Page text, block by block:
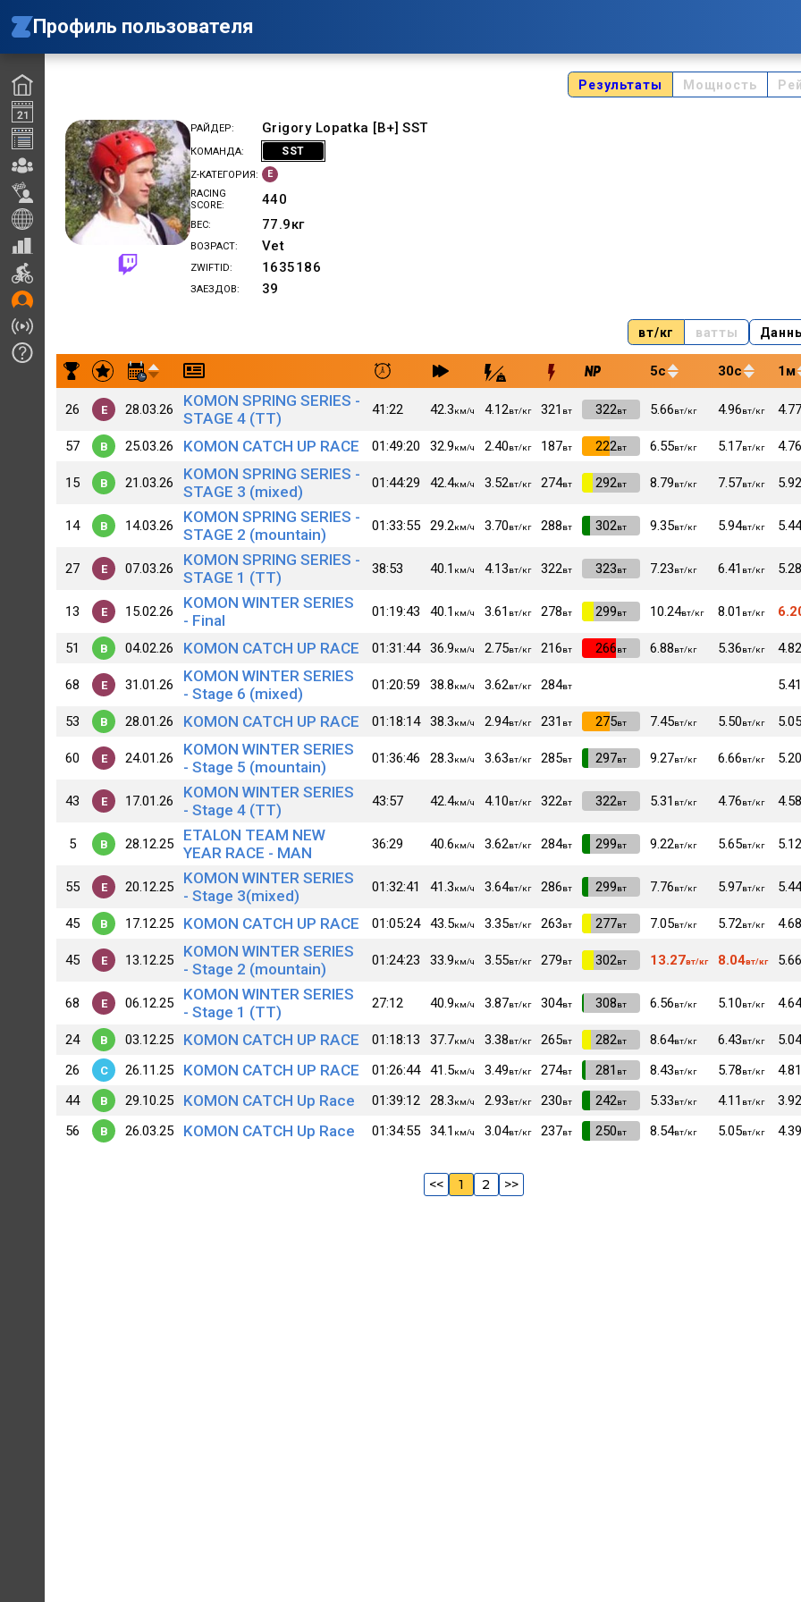
Профиль пользователя
Результаты Мощность
РАЙДЕР Grigory Lopatka [B+] SST
КОМАНДА SST
Z-КАТЕГОРИЯ
E
RACING
SCORE
440
ВЕС 77.9кг
ВОЗРАСТ Vet
ZWIFTID 1635186
ЗАЕЗДОВ 39
вт/кг ватты
Результаты заездов Grigory Lopatka [B+] SST
5с 30с 1м
26 E 28.03.26
KOMON SPRING SERIES -
STAGE 4 (TT)
41:22 42.3км/ч 4.12вт/кг 321 вт VI322вт 5.66вт/кг 4.96вт/кг 4.77
57 B 25.03.26 KOMON CATCH UP RACE 01:49:20 32.9км/ч 2.40вт/кг 187вт VI222вт 6.55вт/кг 5.17вт/кг 4.76
15 B 21.03.26
KOMON SPRING SERIES -
STAGE 3 (mixed)
01:44:29 42.4км/ч 3.52вт/кг 274вт VI292вт 8.79вт/кг 7.57вт/кг 5.92
14 B 14.03.26
KOMON SPRING SERIES -
STAGE 2 (mountain)
01:33:55 29.2км/ч 3.70вт/кг 288вт VI302вт 9.35вт/кг 5.94вт/кг
27 E 07.03.26
KOMON SPRING SERIES -
STAGE 1 (TT)
38:53 40.1 км/ч 4.13вт/кг 322вт VI323вт 7.23вт/кг 6.41 вт/кг 5.28
13 E 15.02.26
KOMON WINTER SERIES
- Final
01:19:43 40.1 км/ч 3.61 вт/кг 278вт VI299вт 10.24вт/кг 8.01 вт/кг
51 B 04.02.26 KOMON CATCH UP RACE 01:31:44 36.9км/ч 2.75вт/кг 216вт VI266вт 6.88вт/кг 5.36вт/кг 4.82
68 E 31.01.26
KOMON WINTER SERIES
- Stage 6 (mixed)
01:20:59 38.8км/ч 3.62вт/кг 284вт 5.41
53 B 28.01.26 KOMON CATCH UP RACE 01:18:14 38.3км/ч 2.94вт/кг 231 вт VI275вт 7.45вт/кг 5.50вт/кг 5.05
60 E 24.01.26
KOMON WINTER SERIES
- Stage 5 (mountain)
01:36:46 28.3км/ч 3.63вт/кг 285вт VI297вт 9.27вт/кг 6.66вт/кг 5.20
43 E 17.01.26
KOMON WINTER SERIES
- Stage 4 (TT)
43:57 42.4км/ч 4.10вт/кг 322вт VI322вт 5.31 вт/кг 4.76вт/кг 4.58
5 B 28.12.25
ETALON TEAM NEW
YEAR RACE - MAN
36:29 40.6км/ч 3.62вт/кг 284вт VI299вт 9.22вт/кг 5.65вт/кг 5.12
55 E 20.12.25
KOMON WINTER SERIES
- Stage 3(mixed)
01:32:41 41.3км/ч 3.64вт/кг 286вт VI299вт 7.76вт/кг 5.97вт/кг
45 B 17.12.25 KOMON CATCH UP RACE 01:05:24 43.5км/ч 3.35вт/кг 263вт VI277вт 7.05вт/кг 5.72вт/кг 4.68
45 E 13.12.25
KOMON WINTER SERIES
- Stage 2 (mountain)
01:24:23 33.9км/ч 3.55вт/кг 279вт VI302вт 13.27вт/кг 8.04вт/кг 5.66
68 E 06.12.25
KOMON WINTER SERIES
- Stage 1 (TT)
27:12 40.9км/ч 3.87вт/кг 304вт VI308вт 6.56вт/кг 5.10вт/кг
24 B 03.12.25 KOMON CATCH UP RACE 01:18:13 37.7км/ч 3.38вт/кг 265вт VI282вт 8.64вт/кг 6.43вт/кг
26 C 26.11.25 KOMON CATCH UP RACE 01:26:44 41.5км/ч 3.49вт/кг 274вт VI281 вт 8.43вт/кг 5.78вт/кг 4.81
44 B 29.10.25 KOMON CATCH Up Race 01:39:12 28.3км/ч 2.93вт/кг 230вт VI242вт 5.33вт/кг 4.11 вт/кг 3.92
56 B 26.03.25 KOMON CATCH Up Race 01:34:55 34.1 км/ч 3.04вт/кг 237вт VI250вт 8.54вт/кг 5.05вт/кг 4.39
<< 1 2 >>